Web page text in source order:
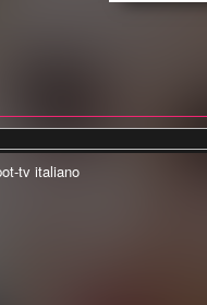
tv italiano